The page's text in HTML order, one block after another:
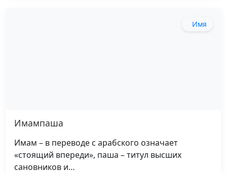
Имя
Имампаша
Имам – в переводе с арабского означает
«стоящий впереди», паша – титул высших
сановников и…